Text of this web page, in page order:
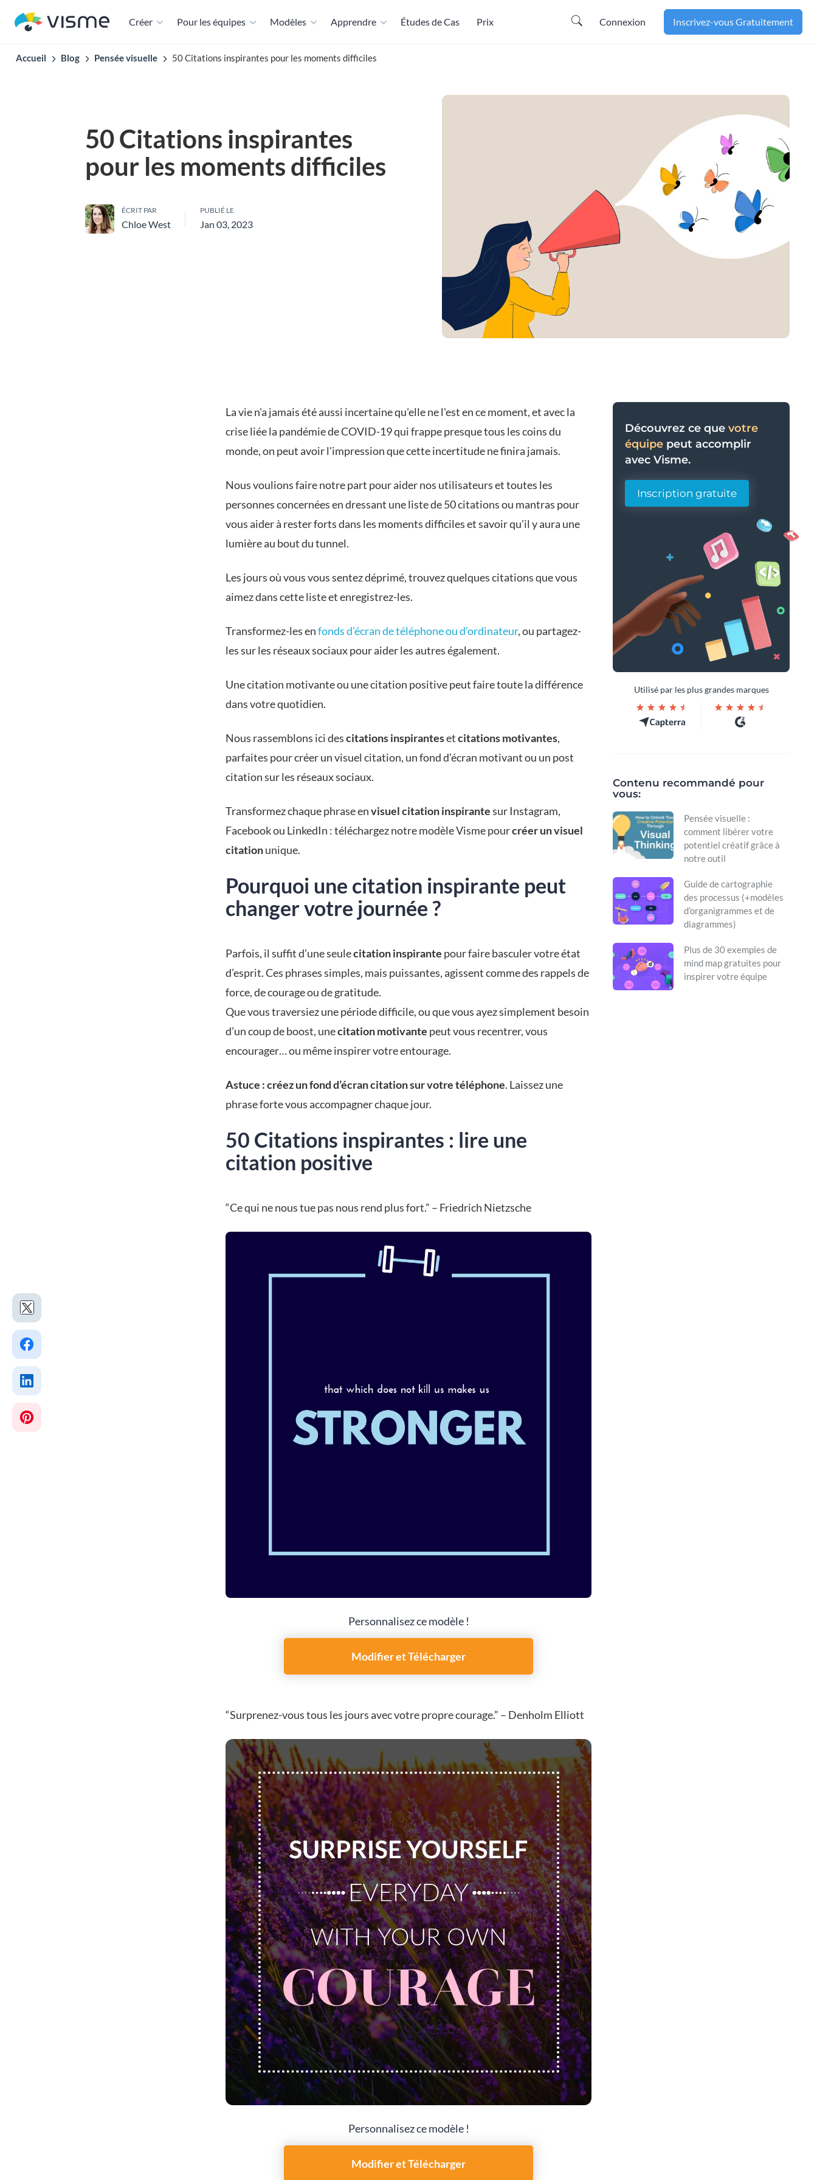
Créer Pour les équipes Modèles Apprendre Études de Cas Prix Connexion Inscrivez-vous Gratuitement
Accueil Blog Pensée visuelle 50 Citations inspirantes pour les moments difficiles
50 Citations inspirantes
pour les moments difficiles
ÉCRIT PAR
Chloe West
PUBLIÉ LE
Jan 03, 2023
La vie n'a jamais été aussi incertaine qu'elle ne l'est en ce moment, et avec la
crise liéela pandémie de COVID-19qui frappe presque tous les coins du
monde, on peut avoir l'impression que cette incertitude ne finira jamais.
Nous voulions faire notre part pour aider nos utilisateurs et toutes les
personnes concernées en dressant une liste de 50 citations ou mantras pour
vous aider à rester forts dans les moments difficiles et savoir qu'il y aura une
lumière au bout du tunnel.
Les jours où vous vous sentez déprimé, trouvez quelques citations que vous
aimez dans cette liste et enregistrez-les.
Transformez-les enfonds d'écran de téléphone ou d’ordinateur, ou partagez-
les sur les réseaux sociaux pour aider les autres également.
Une citation motivante ou une citation positive peut faire toute la différence
dans votre quotidien.
Nous rassemblons ici descitations inspirantesetcitations motivantes,
parfaites pour créer un visuel citation, un fond d’écran motivant ou un post
citation sur les réseaux sociaux.
Transformez chaque phrase envisuel citation inspirantesur Instagram,
Facebook ou LinkedIn : téléchargez notre modèle Visme pourcréer un visuel
citationunique.
Pourquoi une citation inspirante peut
changer votre journée ?
Parfois, il suffit d’une seulecitation inspirante pour faire basculer votre état
d’esprit. Ces phrases simples, mais puissantes, agissent comme des rappels de
force, de courage ou de gratitude.
Que vous traversiez une période difficile, ou que vous ayez simplement besoin
d’un coup de boost, unecitation motivante peut vous recentrer, vous
encourager… ou même inspirer votre entourage.
Astuce : créez un fond d’écran citation sur votre téléphone. Laissez une
phrase forte vous accompagner chaque jour.
50 Citations inspirantes : lire une
citation positive
“Ce qui ne nous tue pas nous rend plus fort.” – Friedrich Nietzsche
Personnalisez ce modèle !
Modifier et Télécharger
“Surprenez-vous tous les jours avec votre propre courage.” – Denholm Elliott
Personnalisez ce modèle !
Modifier et Télécharger
Découvrez ce que votre
équipe peut accomplir
avec Visme.
Inscription gratuite
Utilisé par les plus grandes marques
Contenu recommandé pour
vous:
Pensée visuelle :
comment libérer votre
potentiel créatif grâce à
notre outil
Guide de cartographie
des processus (+modèles
d’organigrammes et de
diagrammes)
Plus de 30 exemples de
mind map gratuites pour
inspirer votre équipe